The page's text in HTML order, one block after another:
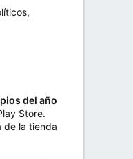
del año
Store.
de la tienda